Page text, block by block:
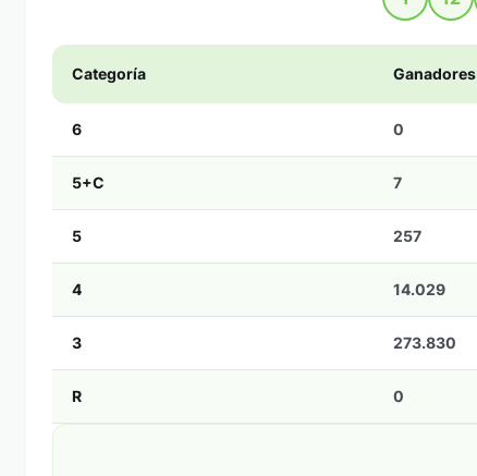
Categoría Ganadores
6 0
5+C 7
5 257
4 14.029
3 273.830
R 0